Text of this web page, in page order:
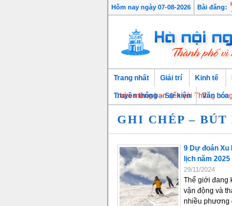
Hôm nay ngày 07-08-2026 Bài đăng:
Chào mừng bạn đến với Thăng Long - Hà
Trang nhất Giải trí Kinh tế
Truyền thông – Sự kiện Văn hóa
GHI CHÉP – BÚT
9 Dự đoán Xu
lịch năm 2025
29/11/2024
Thế giới đang
vận động và
nhiều phương